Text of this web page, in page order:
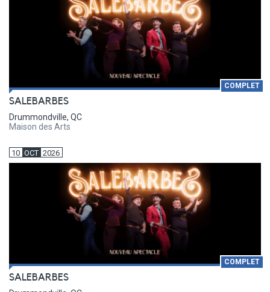
COMPLET
SALEBARBES
Drummondville, QC
Maison des Arts
10 OCT 2026
COMPLET
SALEBARBES